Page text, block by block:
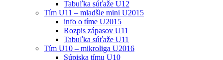
Tabuľka súťaže U12
Tím U11 – mladšie mini U2015
info o tíme U2015
Rozpis zápasov U11
Tabuľka súťaže U11
Tím U10 – mikroliga U2016
Súpiska tímu U10